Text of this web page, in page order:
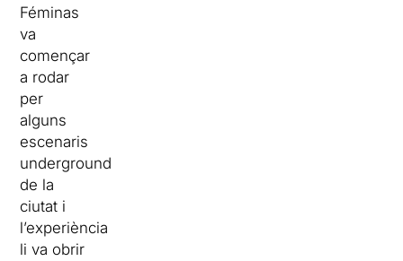
Féminas
va
començar
a rodar
per
alguns
escenaris
underground
de la
ciutat i
l’experiència
li va obrir